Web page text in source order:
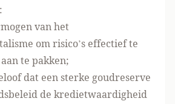
van het
om risico’s effectief te
te pakken;
dat een sterke goudreserve
de kredietwaardigheid